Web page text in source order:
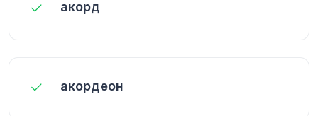
акорд
акордеон